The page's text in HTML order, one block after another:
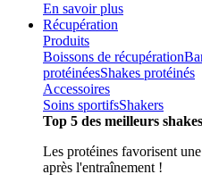
En savoir plus
Récupération
Produits
Boissons de récupération
protéinéesShakes protéinés
Accessoires
Soins sportifsShakers
Top 5 des meilleurs
Les protéines favorisent
après l'entraînement !